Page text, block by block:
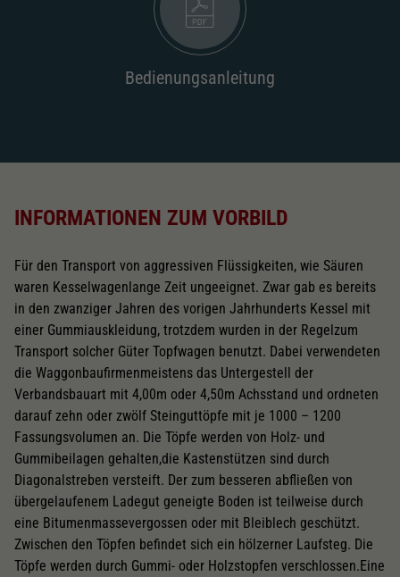
Bedienungsanleitung
INFORMATIONEN ZUM VORBILD
Für den Transport von aggressiven Flüssigkeiten, wie Säuren
waren Kesselwagenlange Zeit ungeeignet. Zwar gab es bereits
in den zwanziger Jahren des vorigen Jahrhunderts Kessel mit
einer Gummiauskleidung, trotzdem wurden in der Regelzum
Transport solcher Güter Topfwagen benutzt. Dabei verwendeten
die Waggonbaufirmenmeistens das Untergestell der
Verbandsbauart mit 4,00m oder 4,50m Achsstand und ordneten
darauf zehn oder zwölf Steinguttöpfe mit je 1000 – 1200
Fassungsvolumen an. Die Töpfe werden von Holz- und
Gummibeilagen gehalten,die Kastenstützen sind durch
Diagonalstreben versteift. Der zum besseren abfließen von
übergelaufenem Ladegut geneigte Boden ist teilweise durch
eine Bitumenmassevergossen oder mit Bleiblech geschützt.
Zwischen den Töpfen befindet sich ein hölzerner Laufsteg. Die
Töpfe werden durch Gummi- oder Holzstopfen verschlossen.Eine